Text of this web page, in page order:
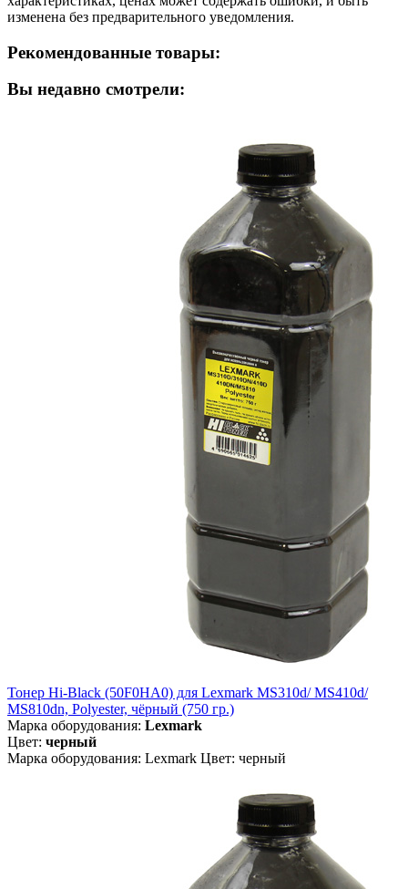
изменена без предварительного уведомления.
Рекомендованные товары:
Вы недавно смотрели:
Тонер Hi-Black (50F0HA0) для Lexmark MS310d/ MS410d/
MS810dn, Polyester, чёрный (750 гр.)
Марка оборудования: Lexmark
Цвет: черный
Марка оборудования: Lexmark Цвет: черный